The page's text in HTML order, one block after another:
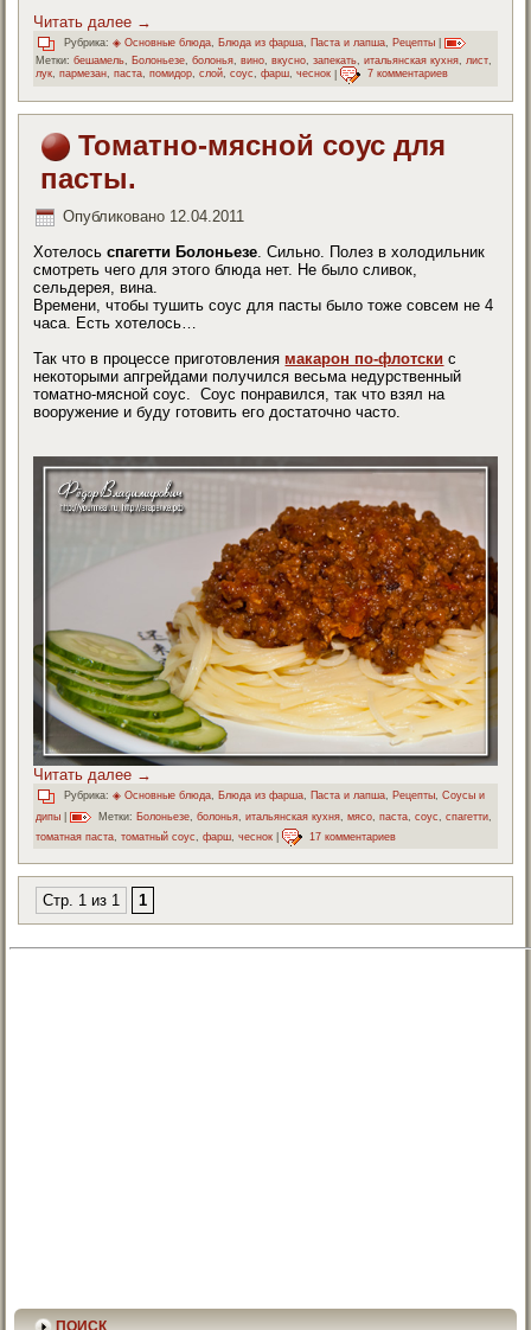
Читать далее →
Рубрика: ◈ Основные блюда Блюда из фарша Паста и лапша Рецепты
Метки: бешамель Болоньезе ,болонья ,вино ,вкусно ,запекать ,итальянская кухня лист
лук,пармезан,паста,помидор,слой,соус,фарш,чеснок | 7 комментариев
Томатно-мясной соус для
пасты.
Опубликовано 12.04.2011
Хотелосьспагетти Болоньезе. Сильно. Полез в холодильник
смотреть чего для этого блюда нет. Не было сливок,
сельдерея, вина.
Времени, чтобы тушить соус для пасты было тоже совсем не 4
часа. Есть хотелось…
Так что в процессе приготовления макарон по-флотски с
некоторыми апгрейдами получился весьма недурственный
томатно-мясной соус. Соус понравился, так что взял на
вооружение и буду готовить его достаточно часто.
Читать далее →
Рубрика: ◈ Основные блюда, Блюда из фарша, Паста и лапша, Рецепты,Соусы и
дипы
Метки: Болоньезе,болонья,итальянская кухня,мясо,паста,соус,спагетти,
томатная паста ,томатный соус ,фарш ,чеснок | 17 комментариев
Стр. 1 из 1 1
ПОИСК